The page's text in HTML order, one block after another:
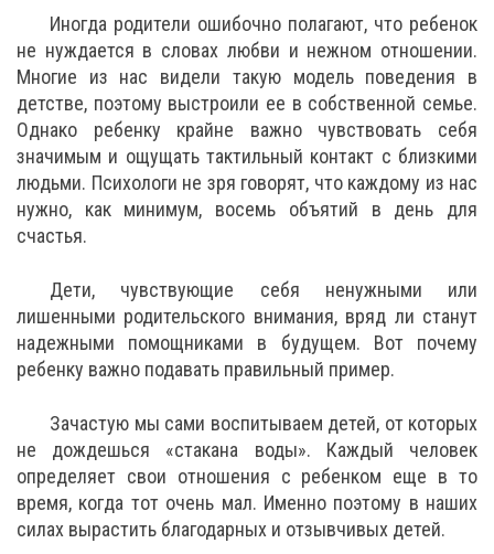
Иногда родители ошибочно полагают, что ребенок
не нуждается в словах любви и нежном отношении.
Многие из нас видели такую модель поведения в
детстве, поэтому выстроили ее в собственной семье.
Однако ребенку крайне важно чувствовать себя
значимым и ощущать тактильный контакт с близкими
людьми. Психологи не зря говорят, что каждому из нас
нужно, как минимум, восемь объятий в день для
счастья.
Дети, чувствующие себя ненужными или
лишенными родительского внимания, вряд ли станут
надежными помощниками в будущем. Вот почему
ребенку важно подавать правильный пример.
Зачастую мы сами воспитываем детей, от которых
не дождешься «стакана воды». Каждый человек
определяет свои отношения с ребенком еще в то
время, когда тот очень мал. Именно поэтому в наших
силах вырастить благодарных и отзывчивых детей.